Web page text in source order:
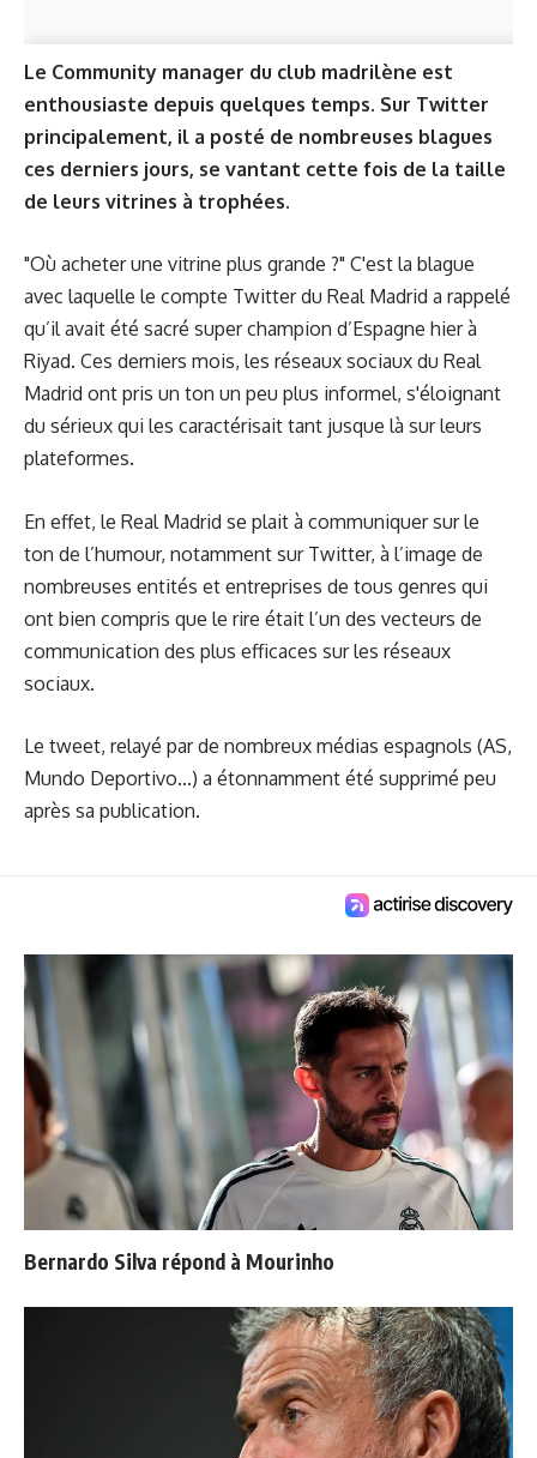
Le Community manager du club madrilène est
enthousiaste depuis quelques temps. Sur Twitter
principalement, il a posté de nombreuses blagues
ces derniers jours, se vantant cette fois de la taille
de leurs vitrines à trophées.
"Où acheter une vitrine plus grande ?" C'est la blague
avec laquelle le compte Twitter du Real Madrid a rappelé
qu’il avait été sacré super champion d’Espagne hier à
Riyad. Ces derniers mois, les réseaux sociaux du Real
Madrid ont pris un ton un peu plus informel, s'éloignant
du sérieux qui les caractérisait tant jusque là sur leurs
plateformes.
En effet, le Real Madrid se plait à communiquer sur le
ton de l’humour, notamment sur Twitter, à l’image de
nombreuses entités et entreprises de tous genres qui
ont bien compris que le rire était l’un des vecteurs de
communication des plus efficaces sur les réseaux
sociaux.
Le tweet, relayé par de nombreux médias espagnols (AS,
Mundo Deportivo...) a étonnamment été supprimé peu
après sa publication.
Bernardo Silva répond à Mourinho